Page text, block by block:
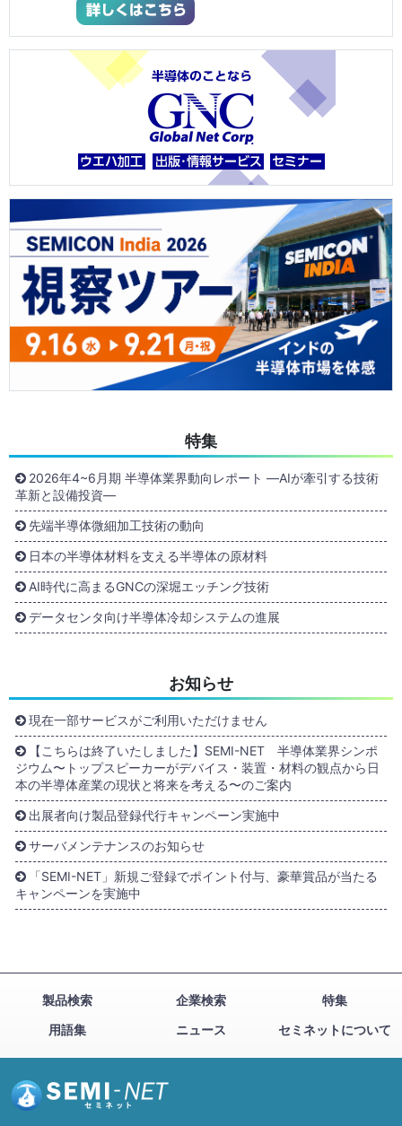
特集
2026年4~6月期 半導体業界動向レポート ―AIが牽引する技術
革新と設備投資―
先端半導体微細加工技術の動向
日本の半導体材料を支える半導体の原材料
AI時代に高まるGNCの深堀エッチング技術
データセンタ向け半導体冷却システムの進展
お知らせ
現在一部サービスがご利用いただけません
【こちらは終了いたしました】SEMI-NET 半導体業界シンポ
ジウム〜トップスピーカーがデバイス・装置・材料の観点から日
本の半導体産業の現状と将来を考える〜のご案内
出展者向け製品登録代行キャンペーン実施中
サーバメンテナンスのお知らせ
「SEMI-NET」新規ご登録でポイント付与、豪華賞品が当たる
キャンペーンを実施中
製品検索 企業検索
特集
用語集
ニュース セミネットについて